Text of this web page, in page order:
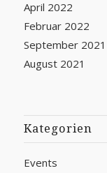
April 2022
Februar 2022
September 2021
August 2021
Kategorien
Events